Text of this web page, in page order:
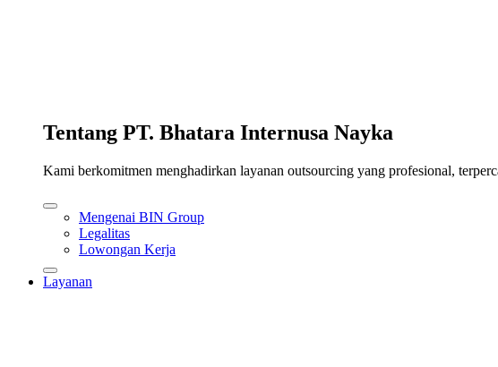
Tentang PT. Bhatara Internusa Nayka
Kami berkomitmen menghadirkan layanan outsourcing yang profesional,
Mengenai BIN Group
Legalitas
Lowongan Kerja
Layanan